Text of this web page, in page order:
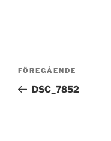
Inläggsnavigering
Föregående
inlägg
FÖREGÅENDE
DSC_7852